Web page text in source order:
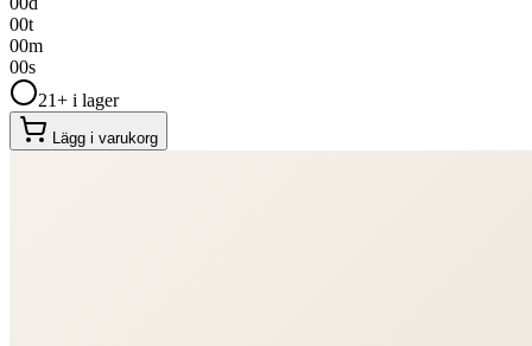
00t
00m
00s
21+ i lager
Lägg i varukorg